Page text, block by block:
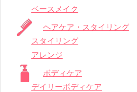
ベースメイク
ヘアケア・スタイリング
スタイリング
アレンジ
ボディケア
デイリーボディケア